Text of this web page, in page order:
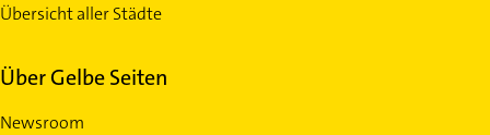
Übersicht aller Städte
Über Gelbe Seiten
Newsroom